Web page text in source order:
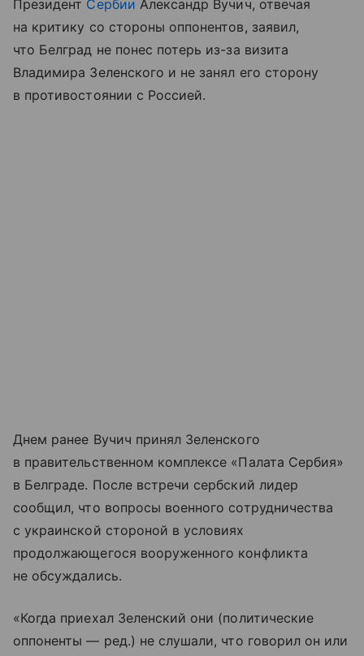
Президент Сербии Александр Вучич, отвечая
на критику со стороны оппонентов, заявил,
что Белград не понес потерь из-за визита
Владимира Зеленского и не занял его сторону
в противостоянии с Россией.
Днем ранее Вучич принял Зеленского
в правительственном комплексе «Палата Сербия»
в Белграде. После встречи сербский лидер
сообщил, что вопросы военного сотрудничества
с украинской стороной в условиях
продолжающегося вооруженного конфликта
не обсуждались.
«Когда приехал Зеленский они (политические
оппоненты — ред.) не слушали, что говорил он или